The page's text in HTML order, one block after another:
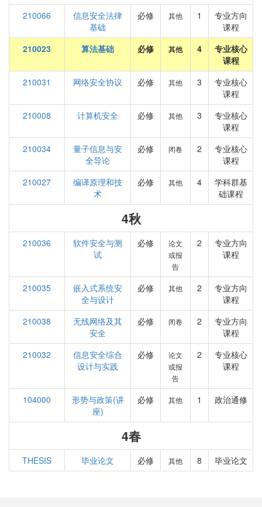
210066
信息安全法律
基础
必修 其他 1
专业方向
课程
210023
算法基础 必修 其他 4
专业核心
课程
210031
网络安全协议 必修 其他 3
专业核心
课程
210008
计算机安全 必修 其他 3
专业核心
课程
210034
量子信息与安
全导论
必修 闭卷 2
专业核心
课程
210027
编译原理和技
术
必修 其他 4
学科群基
础课程
4秋
210036
软件安全与测
试
必修
论文
或报
告
2
专业方向
课程
210035
嵌入式系统安
全与设计
必修 其他 2
专业方向
课程
210038
无线网络及其
安全
必修 闭卷 2
专业方向
课程
210032
信息安全综合
设计与实践
必修
论文
或报
告
2
专业核心
课程
104000
形势与政策(讲
座)
必修 其他 1 政治通修
4春
THESIS 毕业论文 必修 其他 8 毕业论文